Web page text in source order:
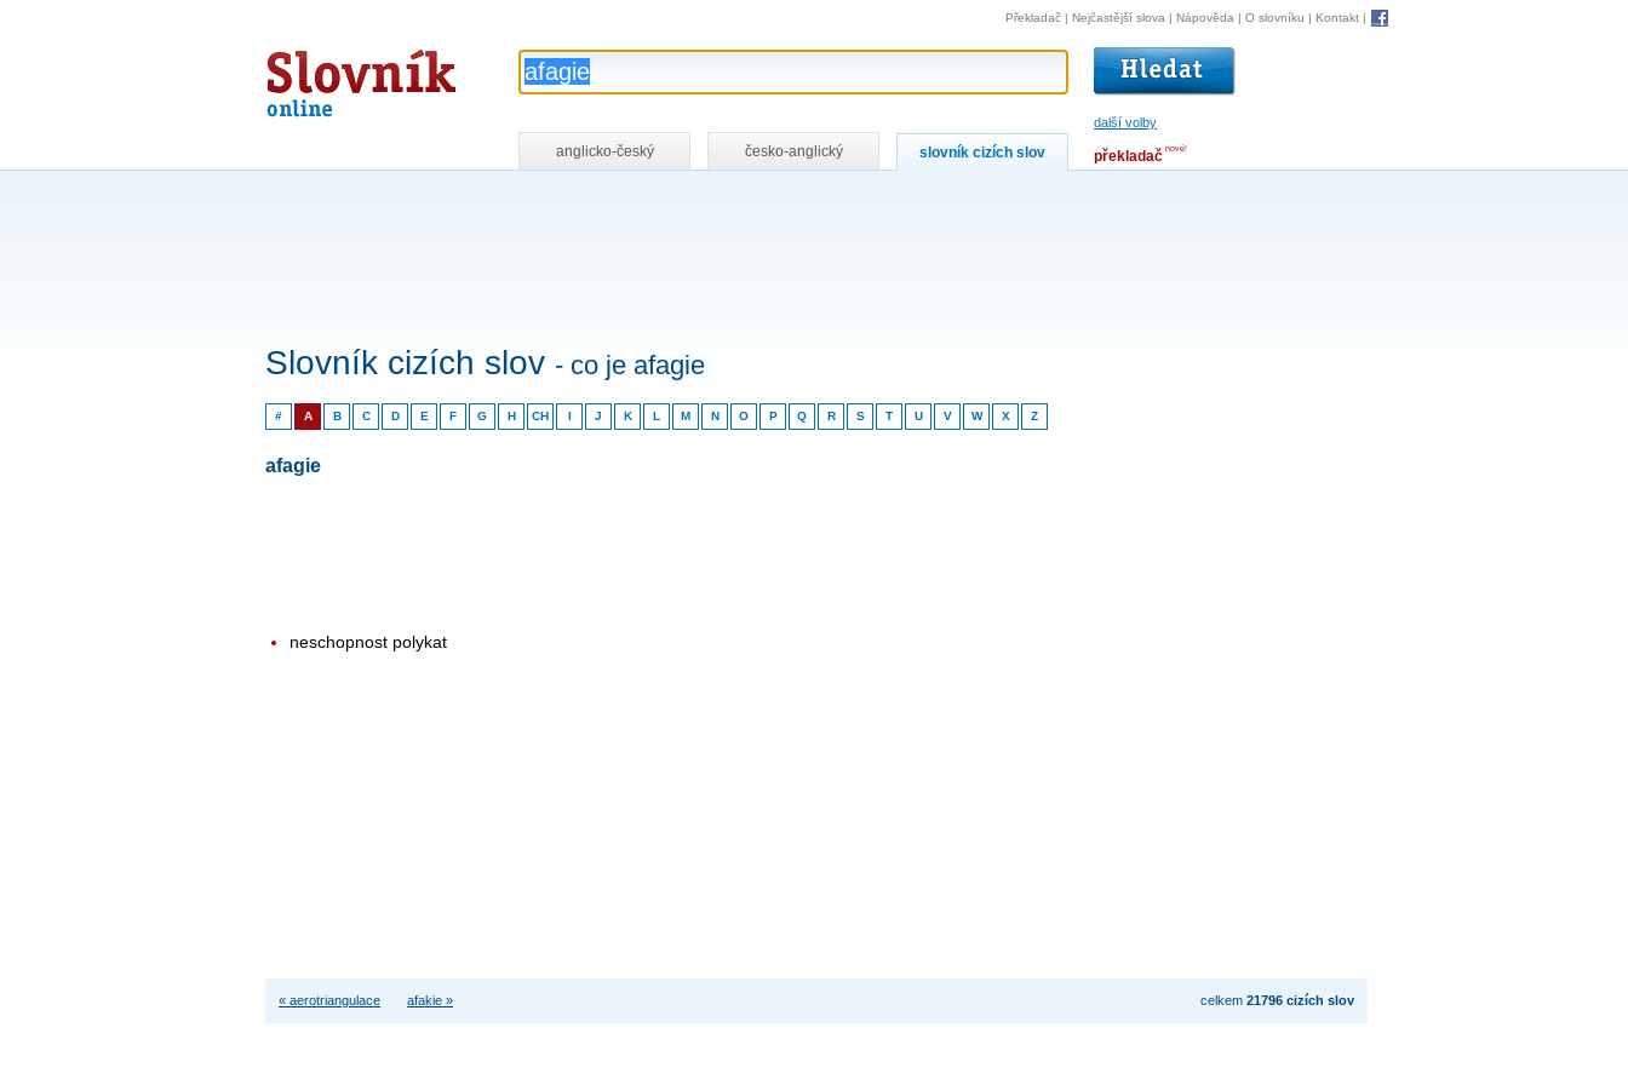
Slovník
online
další volby
Překladač | Nejčastější slova | Nápověda | O slovníku | Kontakt |
anglicko-český česko-anglický slovník cizích slov překladač nové!
Slovník cizích slov - co je afagie
# A B C D E F G H CH I J K L M N O P Q R S T U V W X Z
afagie
neschopnost polykat
celkem 21796 cizích slov
« aerotriangulace afakie »